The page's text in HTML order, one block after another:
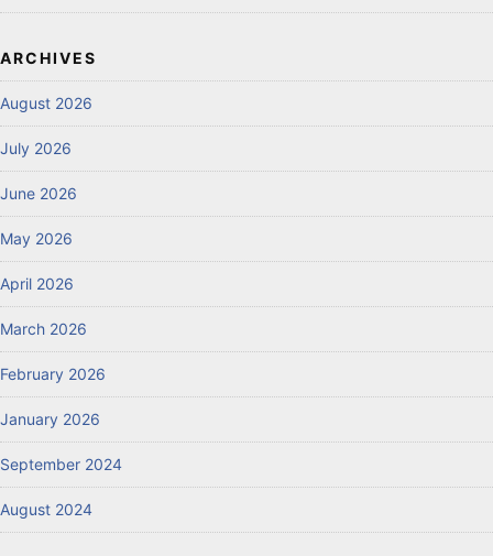
ARCHIVES
August 2026
July 2026
June 2026
May 2026
April 2026
March 2026
February 2026
January 2026
September 2024
August 2024